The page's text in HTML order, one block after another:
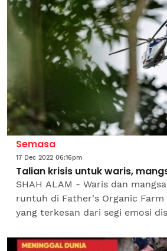
Semasa
17 Dec 2022 06:16pm
Talian krisis untuk waris,
SHAH ALAM - Waris dan
runtuh di Father's Organic Farm
yang terkesan dari segi emosi
kebangsaan...